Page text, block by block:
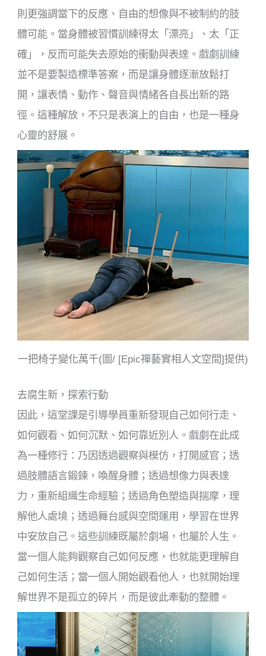
則更強調當下的反應、自由的想像與不被制約的肢
體可能。當身體被習慣訓練得太「漂亮」、太「正
確」，反而可能失去原始的衝動與表達。戲劇訓練
並不是要製造標準答案，而是讓身體逐漸放鬆打
開，讓表情、動作、聲音與情緒各自長出新的路
徑。這種解放，不只是表演上的自由，也是一種身
心靈的舒展。
一把椅子變化萬千(圖/ [Epic禪藝實相人文空間]提供)
去腐生新，探索行動
因此，這堂課是引導學員重新發現自己如何行走、
如何觀看、如何沉默、如何靠近別人。戲劇在此成
為一種修行：乃因透過觀察與模仿，打開感官；透
過肢體語言鍛鍊，喚醒身體；透過想像力與表達
力，重新組織生命經驗；透過角色塑造與揣摩，理
解他人處境；透過舞台感與空間運用，學習在世界
中安放自己。這些訓練既屬於劇場，也屬於人生。
當一個人能夠觀察自己如何反應，也就能更理解自
己如何生活；當一個人開始觀看他人，也就開始理
解世界不是孤立的碎片，而是彼此牽動的整體。